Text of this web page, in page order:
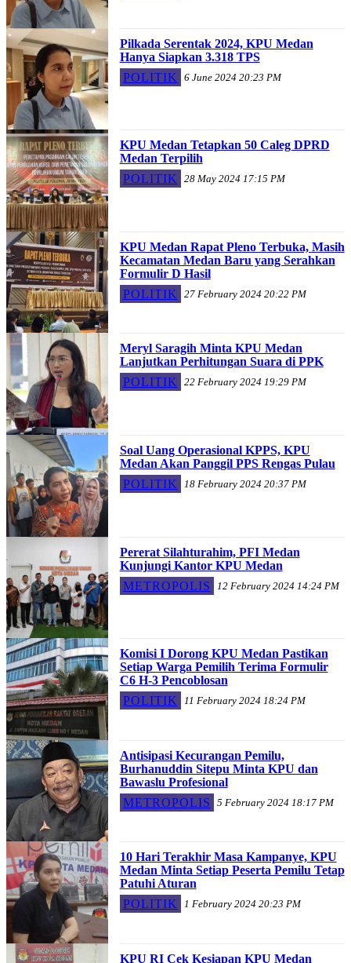
Pilkada Serentak 2024, KPU Medan
Hanya Siapkan 3.318 TPS
POLITIK
6 June 2024 20:23 PM
KPU Medan Tetapkan 50 Caleg DPRD
Medan Terpilih
POLITIK
28 May 2024 17:15 PM
KPU Medan Rapat Pleno Terbuka, Masih
Kecamatan Medan Baru yang Serahkan
Formulir D Hasil
POLITIK
27 February 2024 20:22 PM
Meryl Saragih Minta KPU Medan
Lanjutkan Perhitungan Suara di PPK
POLITIK
22 February 2024 19:29 PM
Soal Uang Operasional KPPS, KPU
Medan Akan Panggil PPS Rengas Pulau
POLITIK
18 February 2024 20:37 PM
Pererat Silahturahim, PFI Medan
Kunjungi Kantor KPU Medan
METROPOLIS
12 February 2024 14:24 PM
Komisi I Dorong KPU Medan Pastikan
Setiap Warga Pemilih Terima Formulir
C6 H-3 Pencoblosan
POLITIK
11 February 2024 18:24 PM
Antisipasi Kecurangan Pemilu,
Burhanuddin Sitepu Minta KPU dan
Bawaslu Profesional
METROPOLIS
5 February 2024 18:17 PM
10 Hari Terakhir Masa Kampanye, KPU
Medan Minta Setiap Peserta Pemilu Tetap
Patuhi Aturan
POLITIK
1 February 2024 20:23 PM
KPU RI Cek Kesiapan KPU Medan